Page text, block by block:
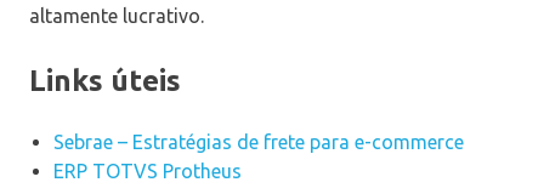
altamente lucrativo.
Links úteis
Sebrae – Estratégias de frete para e-commerce
ERP TOTVS Protheus